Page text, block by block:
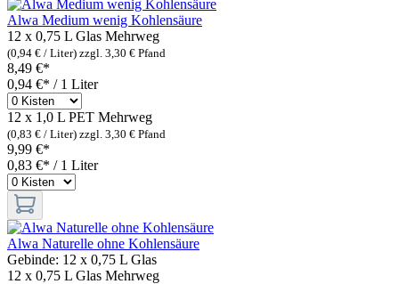
Alwa Medium wenig Kohlensäure
12 x 0,75 L Glas Mehrweg
(0,94 € / Liter) zzgl. 3,30 € Pfand
8,49 €*
0,94 €* / 1 Liter
12 x 1,0 L PET Mehrweg
(0,83 € / Liter) zzgl. 3,30 € Pfand
9,99 €*
0,83 €* / 1 Liter
Alwa Naturelle ohne Kohlensäure
Gebinde: 12 x 0,75 L Glas
12 x 0,75 L Glas Mehrweg